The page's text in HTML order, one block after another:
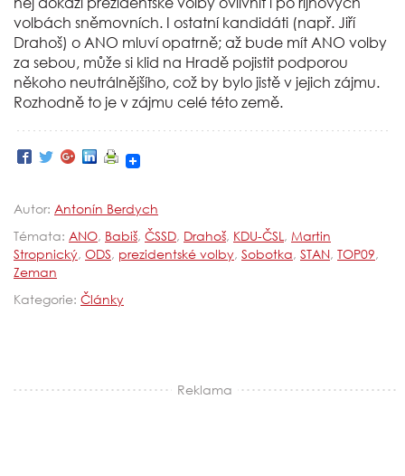
volbách sněmovních. I ostatní kandidáti (např. Jiří
Drahoš) o ANO mluví opatrně; až bude mít ANO volby
za sebou, může si klid na Hradě pojistit podporou
někoho neutrálnějšího, což by bylo jistě v jejich zájmu.
Rozhodně to je v zájmu celé této země.
Autor: Antonín Berdych
Témata: ANO, Babiš, ČSSD, Drahoš, KDU-ČSL, Martin
Stropnický, ODS, prezidentské volby, Sobotka, STAN, TOP09,
Zeman
Kategorie: Články
Reklama